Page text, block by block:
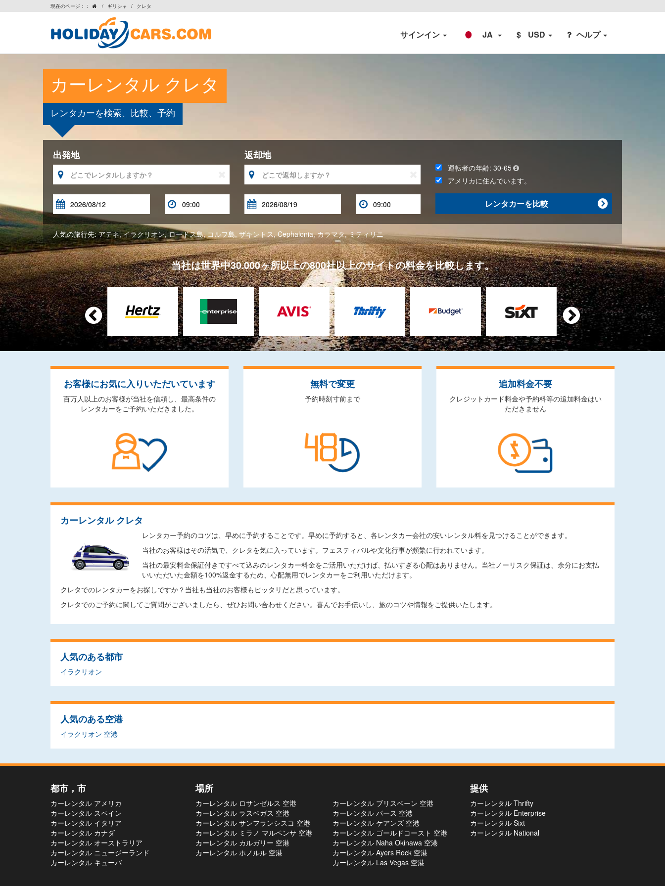
現在のページ： :  / ギリシャ / クレタ
サインイン JA $ USD ヘルプ
カーレンタル クレタ
レンタカーを検索、比較、予約
出発地

 
返却地

 
運転者の年齢:30-65
アメリカに住んでいます。

レンタカーを比較
人気の旅行先:アテネ,イラクリオン,ロードス島,コルフ島, ザキントス,Cephalonia,カラマタ,ミティリニ
当社は世界中30.000ヶ所以上の800社以上のサイトの料金を比較します。
 
お客様にお気に入りいただいています
百万人以上のお客様が当社を信頼し、最高条件の
レンタカーをご予約いただきました。
無料で変更
予約時刻寸前まで
追加料金不要
クレジットカード料金や予約料等の追加料金はい
ただきません
カーレンタル クレタ
レンタカー予約のコツは、早めに予約することです。早めに予約すると、各レンタカー会社の安いレンタル料を見つけることができます。
当社のお客様はその活気で、クレタを気に入っています。フェスティバルや文化行事が頻繁に行われています。
当社の最安料金保証付きですべて込みのレンタカー料金をご活用いただけば、払いすぎる心配はありません。当社ノーリスク保証は、余分にお支払
いいただいた金額を100%返金するため、心配無用でレンタカーをご利用いただけます。
クレタでのレンタカーをお探しですか？当社も当社のお客様もピッタリだと思っています。
クレタでのご予約に関してご質問がございましたら、ぜひお問い合わせください。喜んでお手伝いし、旅のコツや情報をご提供いたします。
人気のある都市
イラクリオン
人気のある空港
イラクリオン 空港
都市，市
カーレンタル アメリカ
カーレンタル スペイン
カーレンタル イタリア
カーレンタル カナダ
カーレンタル オーストラリア
カーレンタル ニュージーランド
カーレンタル キューバ
場所
カーレンタル ロサンゼルス 空港
カーレンタル ラスベガス 空港
カーレンタル サンフランシスコ 空港
カーレンタル ミラノ マルペンサ 空港
カーレンタル カルガリー 空港
カーレンタル ホノルル 空港
カーレンタル ブリスベーン 空港
カーレンタル パース 空港
カーレンタル ケアンズ 空港
カーレンタル ゴールドコースト 空港
カーレンタル Naha Okinawa 空港
カーレンタル Ayers Rock 空港
カーレンタル Las Vegas 空港
提供
カーレンタル Thrifty
カーレンタル Enterprise
カーレンタル Sixt
カーレンタル National